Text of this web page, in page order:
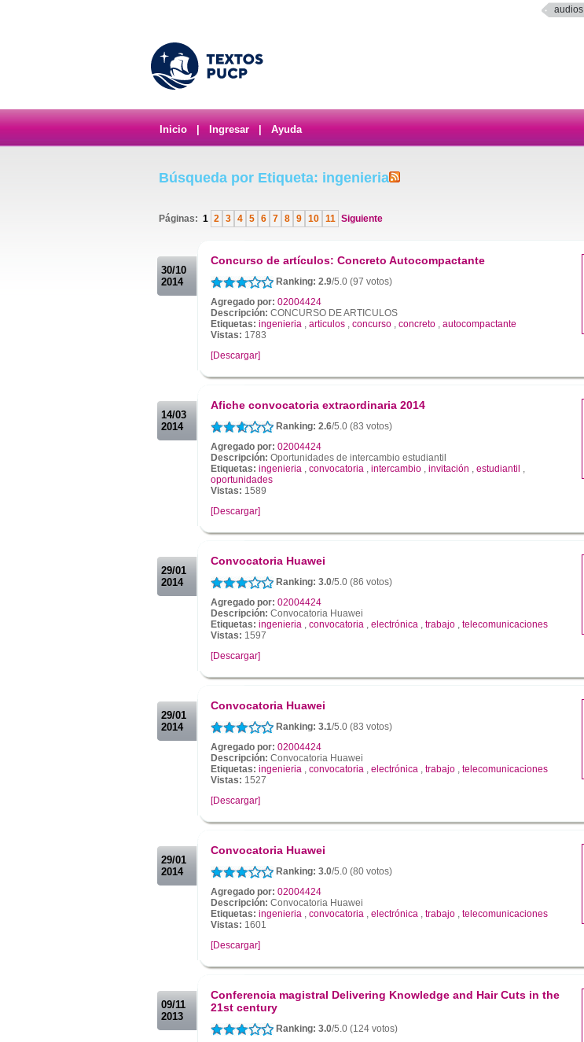
audios
Inicio Ingresar Ayuda
Búsqueda por Etiqueta: ingenieria
Páginas: 1 2 3 4 5 6 7 8 9 10 11 Siguiente
30/10
2014
Concurso de artículos: Concreto Autocompactante
Ranking: 2.9/5.0 (97 votos)
Agregado por: 02004424
Descripción: CONCURSO DE ARTICULOS
Etiquetas: ingenieria , articulos , concurso , concreto , autocompactante
Vistas: 1783
[Descargar]
14/03
2014
Afiche convocatoria extraordinaria 2014
Ranking: 2.6/5.0 (83 votos)
Agregado por: 02004424
Descripción: Oportunidades de intercambio estudiantil
Etiquetas: ingenieria , convocatoria , intercambio , invitación , estudiantil ,
oportunidades
Vistas: 1589
[Descargar]
29/01
2014
Convocatoria Huawei
Ranking: 3.0/5.0 (86 votos)
Agregado por: 02004424
Descripción: Convocatoria Huawei
Etiquetas: ingenieria , convocatoria , electrónica , trabajo , telecomunicaciones
Vistas: 1597
[Descargar]
29/01
2014
Convocatoria Huawei
Ranking: 3.1/5.0 (83 votos)
Agregado por: 02004424
Descripción: Convocatoria Huawei
Etiquetas: ingenieria , convocatoria , electrónica , trabajo , telecomunicaciones
Vistas: 1527
[Descargar]
29/01
2014
Convocatoria Huawei
Ranking: 3.0/5.0 (80 votos)
Agregado por: 02004424
Descripción: Convocatoria Huawei
Etiquetas: ingenieria , convocatoria , electrónica , trabajo , telecomunicaciones
Vistas: 1601
[Descargar]
09/11
2013
Conferencia magistral Delivering Knowledge and Hair Cuts in the
21st century
Ranking: 3.0/5.0 (124 votos)